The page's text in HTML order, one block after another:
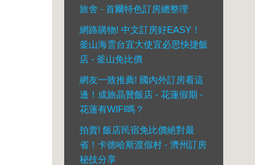
旅舍 - 首爾特色訂房總整理
網路購物! 中文訂房好EASY！
釜山海雲台宜大使宜必思快捷飯
店 - 釜山免比價
網友一致推薦! 國內外訂房看這
邊！成旅晶贊飯店 - 花蓮假期 -
花蓮有WIFI嗎？
拍賣! 飯店民宿免比價絕對最
省！卡德哈斯渡假村 - 濟州訂房
秘技分享